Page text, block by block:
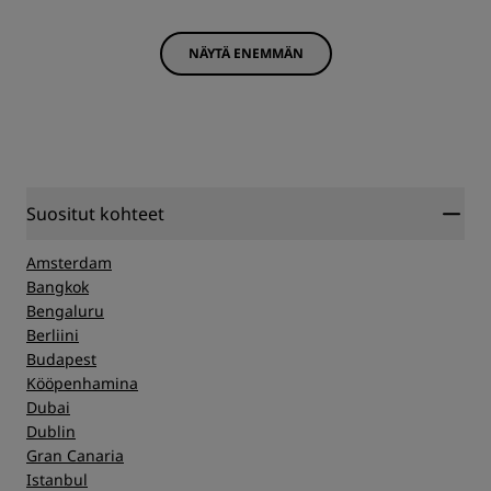
NÄYTÄ ENEMMÄN
Suositut kohteet
Amsterdam
Bangkok
Bengaluru
Berliini
Budapest
Kööpenhamina
Dubai
Dublin
Gran Canaria
Istanbul